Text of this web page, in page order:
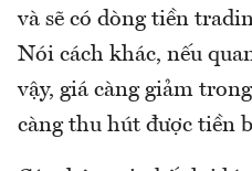
và sẽ có dòng tiền
Nói cách khác, nếu
vậy, giá càng giảm
càng thu hút được tiền